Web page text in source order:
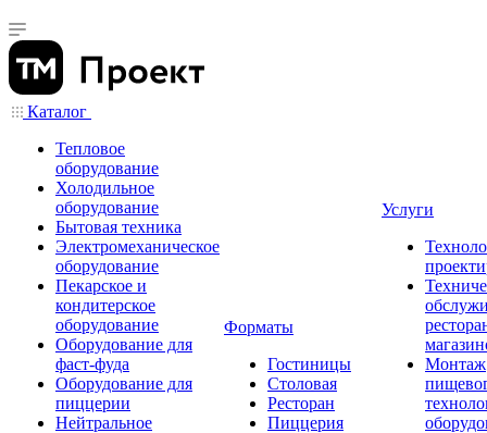
Каталог
Тепловое
оборудование
Холодильное
оборудование
Бытовая техника
Электромеханическое
оборудование
Пекарское и
кондитерское
оборудование
Оборудование для
фаст-фуда
Оборудование для
пиццерии
Нейтральное
Форматы
Гостиницы
Столовая
Ресторан
Пиццерия
Услуги
Монтаж